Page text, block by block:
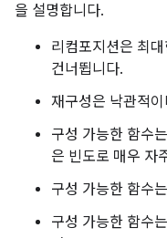
을 설명합니다.
리컴포지션은 최
건너뜁니다.
재구성은 낙관적
구성 가능한 함수
은 빈도로 매우 자
구성 가능한 함수
구성 가능한 함수